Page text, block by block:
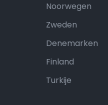
Noorwegen
Zweden
Denemarken
Finland
Turkije